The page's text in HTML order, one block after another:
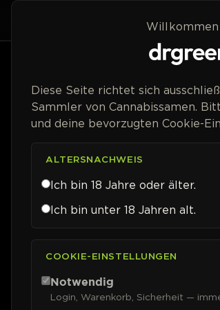
Zum Inhalt springen
Diese Seite richtet sich
Sammler von Cannabissamen.
und deine bevorzugten Cookie-
ALTERSNACHWEIS
Ich bin 18 Jahre oder älter.
Ich bin unter 18 Jahren alt.
COOKIE-EINSTELLUNGEN
Notwendig
Login, Warenkorb, Sicherheit —